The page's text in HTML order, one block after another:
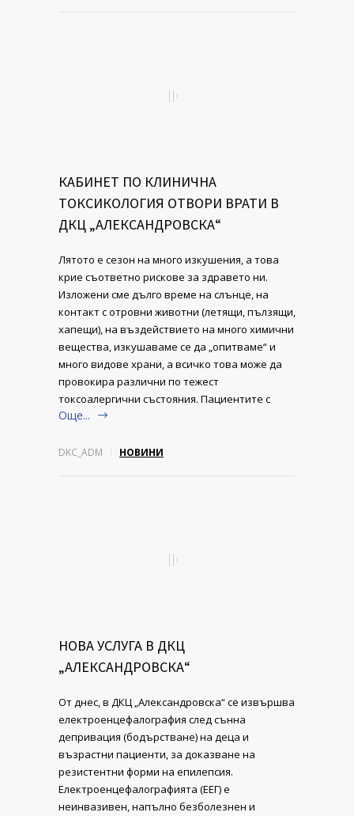
КАБИНЕТ ПО КЛИНИЧНА
ТОКСИКОЛОГИЯ ОТВОРИ ВРАТИ В
ДКЦ „АЛЕКСАНДРОВСКА“
Лятото е сезон на много изкушения, а това
крие съответно рискове за здравето ни.
Изложени сме дълго време на слънце, на
контакт с отровни животни (летящи, пълзящи,
хапещи), на въздействието на много химични
вещества, изкушаваме се да „опитваме“ и
много видове храни, а всичко това може да
провокира различни по тежест
токсоалергични състояния. Пациентите с
Още...
DKC_ADM НОВИНИ
НОВА УСЛУГА В ДКЦ
„АЛЕКСАНДРОВСКА“
От днес, в ДКЦ „Александровска“ се извършва
електроенцефалография след сънна
депривация (бодърстване) на деца и
възрастни пациенти, за доказване на
резистентни форми на епилепсия.
Електроенцефалографията (ЕЕГ) е
неинвазивен, напълно безболезнен и